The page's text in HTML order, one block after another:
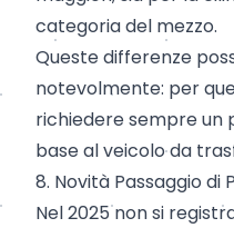
categoria del mezzo.
Queste differenze
notevolmente: per
richiedere sempre un
base al veicolo da
8. Novità Passaggio di
Nel 2025 non si